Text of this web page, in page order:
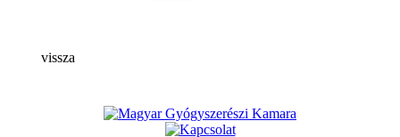
vissza